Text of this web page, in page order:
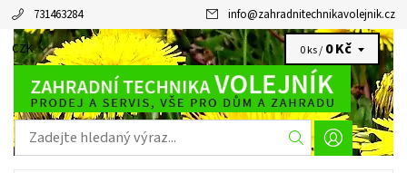
731463284 info@zahradnitechnikavolejnik.cz
CZK 0 ks / 0 Kč